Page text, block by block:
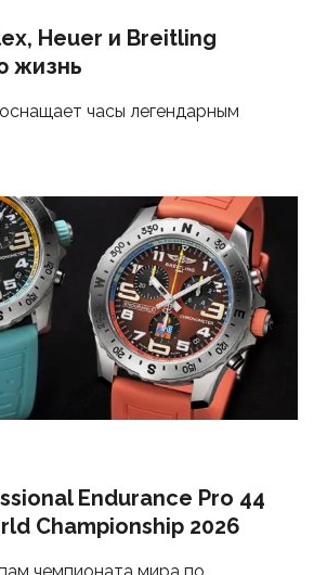
Heuer и Breitling
жизнь
часы легендарным
Endurance Pro 44
Championship 2026